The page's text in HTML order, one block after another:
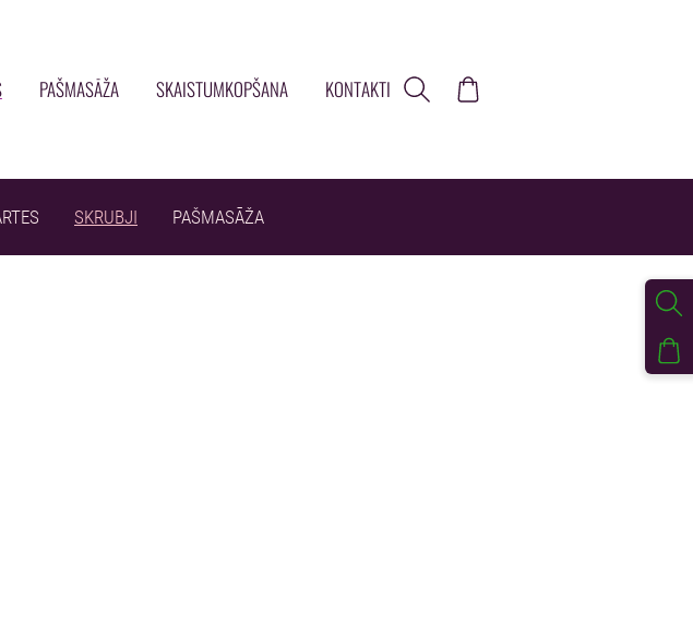
PAŠMASĀŽA SKAISTUMKOPŠANA KONTAKTI
SKRUBJI PAŠMASĀŽA